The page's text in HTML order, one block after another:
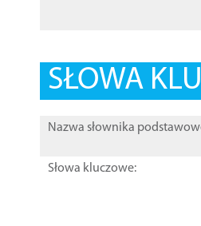
SŁOWA
Nazwa słownika
Słowa kluczowe: